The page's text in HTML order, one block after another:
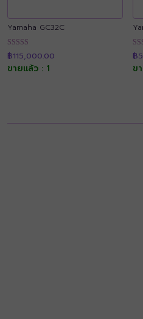
Yamaha GC32C
ให้คะแนน
4.91
ตั้งแต่ 1-5
฿115,000.00
ขายแล้ว : 1
ใ
ตั้ง
฿
ข